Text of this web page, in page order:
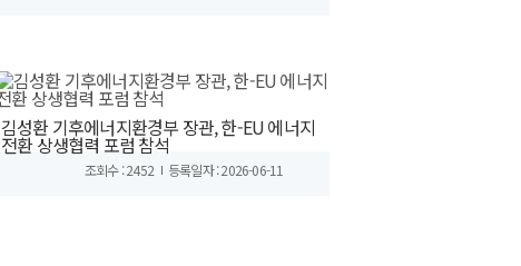
김성환 기후에너지환경부 장관, 한-EU 에너지
전환 상생협력 포럼 참석
조회수 : 2452 등록일자 : 2026-06-11